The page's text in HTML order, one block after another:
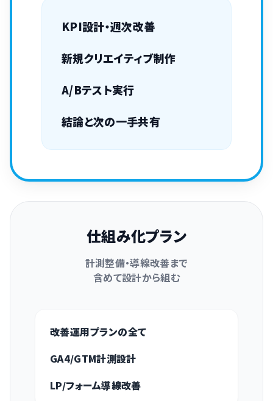
KPI設計・週次改善
新規クリエイティブ制作
A/Bテスト実行
結論と次の一手共有
仕組み化プラン
計測整備・導線改善まで
含めて設計から組む
改善運用プランの全て
GA4/GTM計測設計
LP/フォーム導線改善